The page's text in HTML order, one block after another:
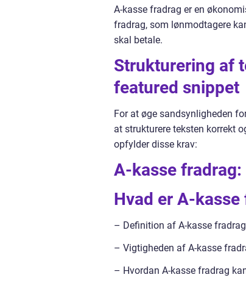
A-kasse fradrag er en
fradrag, som lønmodtagere
skal betale.
Strukturering af
featured snippet
For at øge sandsynligheden
at strukturere teksten korrekt
opfylder disse krav:
A-kasse
Hvad er A-kasse
– Definition af A-kasse fradrag
– Vigtigheden af A-kasse
– Hvordan A-kasse fradrag